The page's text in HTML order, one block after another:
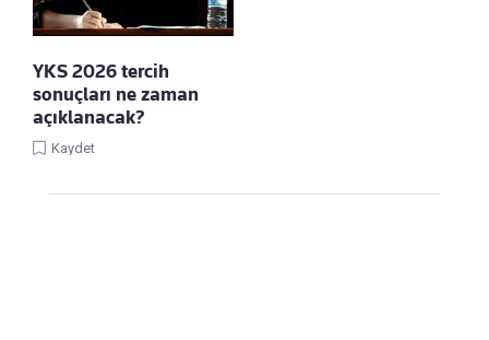
YKS 2026 tercih
sonuçları ne zaman
açıklanacak?
Kaydet